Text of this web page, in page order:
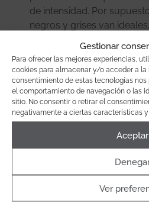
Gestionar
Para ofrecer las mejores experiencias,
cookies para almacenar y/o acceder a la
consentimiento de estas tecnologías
el comportamiento de navegación o las
sitio. No consentir o retirar el
negativamente a ciertas características y
Aceptar
Ver
de intensidad. Por
negros y grises van ideales.
para quedarse y formarán
reformas en los próximos
calidad y de lujo, para
y con un toque más
Mucha naturalidad: se
fibras naturales en cestas
también en alfombras.
elementos más premium
Mezcla de texturas: otra
texturas y también estilos.